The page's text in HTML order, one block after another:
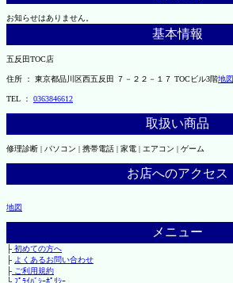
お知らせはありません。
基本情報
五反田TOC店
住所 ： 東京都品川区西五反田 ７－２２－１７ TOCビル3階地図
TEL ： 0363846612
取扱い商品
修理診断 | パソコン | 携帯電話 | 家電 | エアコン | ゲーム
お店へのアクセス
地図
メニュー
├初めての方へ
├ よくあるお問い合わせ
├ご利用規約
└ﾌﾟﾗｲﾊﾞｼｰﾎﾟﾘｼｰ